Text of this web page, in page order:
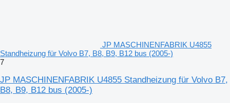
JP MASCHINENFABRIK U4855
Standheizung für Volvo B7, B8, B9, B12 bus (2005-)
7
JP MASCHINENFABRIK U4855 Standheizung für Volvo B7,
B8, B9, B12 bus (2005-)